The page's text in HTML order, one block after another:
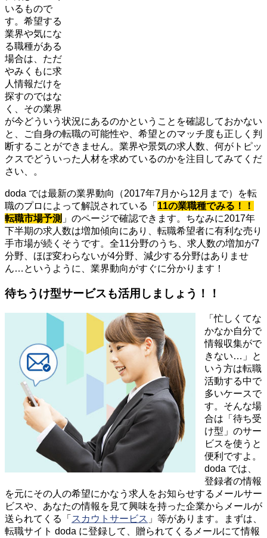
いるもので
す。希望する
業界や気にな
る職種がある
場合は、ただ
やみくもに求
人情報だけを
探すのではな
く、その業界
が今どういう状況にあるのかということを確認しておかない
と、ご自身の転職の可能性や、希望とのマッチ度も正しく判
断することができません。業界や景気の求人数、何がトピッ
クスでどういった人材を求めているのかを注目してみてくだ
さい、。
doda では最新の業界動向（2017年7月から12月まで）を転
職のプロによって解説されている「 11の業職種でみる！！
転職市場予測 」のページで確認できます。ちなみに2017年
下半期の求人数は増加傾向にあり、転職希望者に有利な売り
手市場が続くそうです。全11分野のうち、求人数の増加が7
分野、ほぼ変わらないが4分野、減少する分野はありませ
ん…というように、業界動向がすぐに分かります！
待ちうけ型サービスも活用しましょう！！
「忙しくてな
かなか自分で
情報収集がで
きない…」と
いう方は転職
活動する中で
多いケースで
す。そんな場
合は「待ち受
け型」のサー
ビスを使うと
便利ですよ。
doda では、
登録者の情報
を元にその人の希望にかなう求人をお知らせするメールサー
ビスや、あなたの情報を見て興味を持った企業からメールが
送られてくる「 スカウトサービス 」等があります。まずは、
転職サイト doda に登録して、贈られてくるメールにて情報